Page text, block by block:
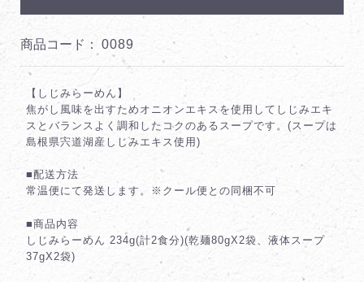
商品コード： 0089
【しじみらーめん】
焦がし風味を出すためオニオンエキスを使用してしじみエキ
スとバランスよく調和したコクのあるスープです。(スープは
島根県宍道湖産しじみエキス使用)
■配送方法
常温便にて発送します。※クール便との同梱不可
■商品内容
しじみらーめん 234g(計2食分)(乾麺80gX2袋、液体スープ
37gX2袋)